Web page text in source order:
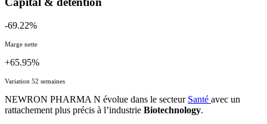
-69.22%
Marge nette
+65.95%
Variation 52 semaines
NEWRON PHARMA N évolue dans le secteur Santé avec un
rattachement plus précis à l’industrie Biotechnology.